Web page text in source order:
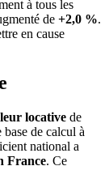
à tous les
de +2,0 %.
en cause
locative de
de calcul à
national a
France. Ce